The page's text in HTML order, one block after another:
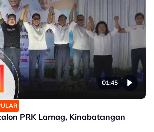
01:45
PRK Lamag, Kinabatangan